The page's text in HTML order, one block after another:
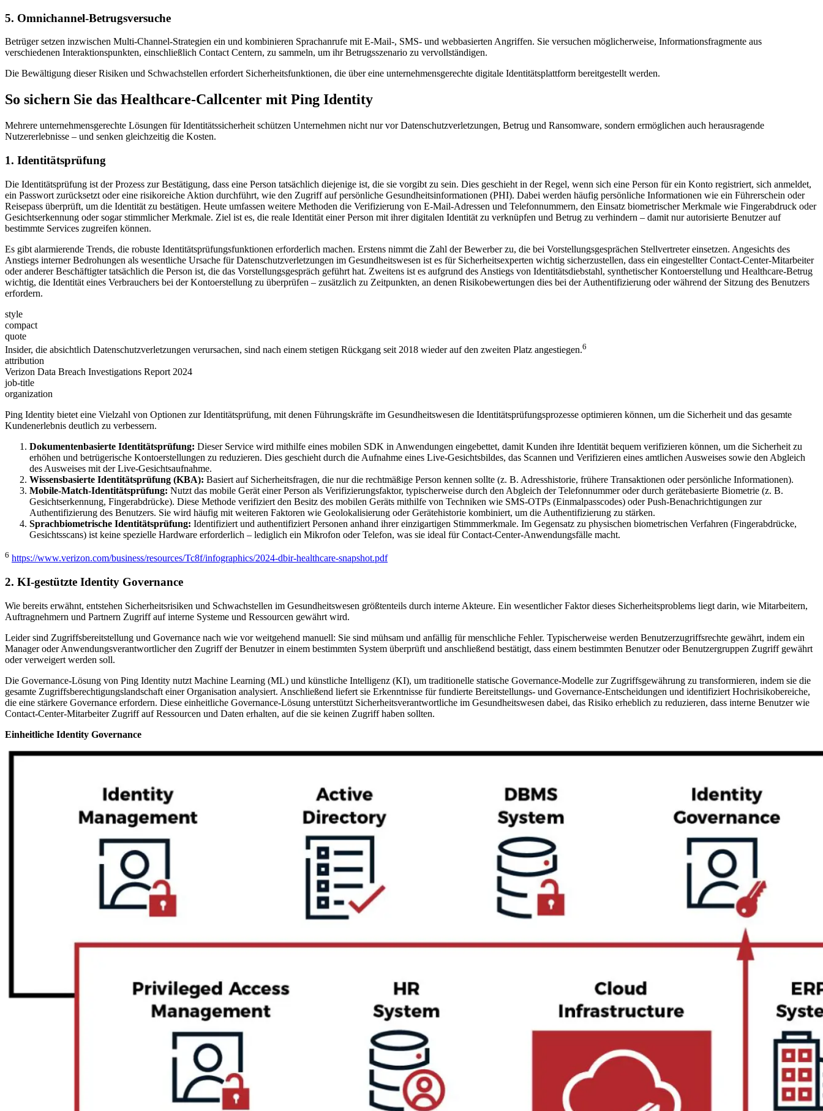
5. Omnichannel-Betrugsversuche
Betrüger setzen inzwischen Multi-Channel-Strategien ein und kombinieren Sprachanrufe mit E-Mail-, SMS- und webbasierten Angriffen. Sie versuchen möglicherweise, Informationsfragmente aus
verschiedenen Interaktionspunkten, einschließlich Contact Centern, zu sammeln, um ihr Betrugsszenario zu vervollständigen.
Die Bewältigung dieser Risiken und Schwachstellen erfordert Sicherheitsfunktionen, die über eine unternehmensgerechte digitale Identitätsplattform bereitgestellt werden.
So sichern Sie das Healthcare-Callcenter mit Ping Identity
Mehrere unternehmensgerechte Lösungen für Identitätssicherheit schützen Unternehmen nicht nur vor Datenschutzverletzungen, Betrug und Ransomware, sondern ermöglichen auch herausragende
Nutzererlebnisse – und senken gleichzeitig die Kosten.
1. Identitätsprüfung
Die Identitätsprüfung ist der Prozess zur Bestätigung, dass eine Person tatsächlich diejenige ist, die sie vorgibt zu sein. Dies geschieht in der Regel, wenn sich eine Person für ein Konto registriert, sich anmeldet,
ein Passwort zurücksetzt oder eine risikoreiche Aktion durchführt, wie den Zugriff auf persönliche Gesundheitsinformationen (PHI). Dabei werden häufig persönliche Informationen wie ein Führerschein oder
Reisepass überprüft, um die Identität zu bestätigen. Heute umfassen weitere Methoden die Verifizierung von E-Mail-Adressen und Telefonnummern, den Einsatz biometrischer Merkmale wie Fingerabdruck oder
Gesichtserkennung oder sogar stimmlicher Merkmale. Ziel ist es, die reale Identität einer Person mit ihrer digitalen Identität zu verknüpfen und Betrug zu verhindern – damit nur autorisierte Benutzer auf
bestimmte Services zugreifen können.
Es gibt alarmierende Trends, die robuste Identitätsprüfungsfunktionen erforderlich machen. Erstens nimmt die Zahl der Bewerber zu, die bei Vorstellungsgesprächen Stellvertreter einsetzen. Angesichts des
Anstiegs interner Bedrohungen als wesentliche Ursache für Datenschutzverletzungen im Gesundheitswesen ist es für Sicherheitsexperten wichtig sicherzustellen, dass ein eingestellter Contact-Center-Mitarbeiter
oder anderer Beschäftigter tatsächlich die Person ist, die das Vorstellungsgespräch geführt hat. Zweitens ist es aufgrund des Anstiegs von Identitätsdiebstahl, synthetischer Kontoerstellung und Healthcare-Betrug
wichtig, die Identität eines Verbrauchers bei der Kontoerstellung zu überprüfen – zusätzlich zu Zeitpunkten, an denen Risikobewertungen dies bei der Authentifizierung oder während der Sitzung des Benutzers
erfordern.
style
compact
quote
Insider, die absichtlich Datenschutzverletzungen verursachen, sind nach einem stetigen Rückgang seit 2018 wieder auf den zweiten Platz angestiegen.6
attribution
Verizon Data Breach Investigations Report 2024
job-title
organization
Ping Identity bietet eine Vielzahl von Optionen zur Identitätsprüfung, mit denen Führungskräfte im Gesundheitswesen die Identitätsprüfungsprozesse optimieren können, um die Sicherheit und das gesamte
Kundenerlebnis deutlich zu verbessern.
Dokumentenbasierte Identitätsprüfung: Dieser Service wird mithilfe eines mobilen SDK in Anwendungen eingebettet, damit Kunden ihre Identität bequem verifizieren können, um die Sicherheit zu
erhöhen und betrügerische Kontoerstellungen zu reduzieren. Dies geschieht durch die Aufnahme eines Live-Gesichtsbildes, das Scannen und Verifizieren eines amtlichen Ausweises sowie den Abgleich
des Ausweises mit der Live-Gesichtsaufnahme.
Wissensbasierte Identitätsprüfung (KBA): Basiert auf Sicherheitsfragen, die nur die rechtmäßige Person kennen sollte (z. B. Adresshistorie, frühere Transaktionen oder persönliche Informationen).
Mobile-Match-Identitätsprüfung: Nutzt das mobile Gerät einer Person als Verifizierungsfaktor, typischerweise durch den Abgleich der Telefonnummer oder durch gerätebasierte Biometrie (z. B.
Gesichtserkennung, Fingerabdrücke). Diese Methode verifiziert den Besitz des mobilen Geräts mithilfe von Techniken wie SMS-OTPs (Einmalpasscodes) oder Push-Benachrichtigungen zur
Authentifizierung des Benutzers. Sie wird häufig mit weiteren Faktoren wie Geolokalisierung oder Gerätehistorie kombiniert, um die Authentifizierung zu stärken.
Sprachbiometrische Identitätsprüfung: Identifiziert und authentifiziert Personen anhand ihrer einzigartigen Stimmmerkmale. Im Gegensatz zu physischen biometrischen Verfahren (Fingerabdrücke,
Gesichtsscans) ist keine spezielle Hardware erforderlich – lediglich ein Mikrofon oder Telefon, was sie ideal für Contact-Center-Anwendungsfälle macht.
6 https://www.verizon.com/business/resources/Tc8f/infographics/2024-dbir-healthcare-snapshot.pdf
2. KI-gestützte Identity Governance
Wie bereits erwähnt, entstehen Sicherheitsrisiken und Schwachstellen im Gesundheitswesen größtenteils durch interne Akteure. Ein wesentlicher Faktor dieses Sicherheitsproblems liegt darin, wie Mitarbeitern,
Auftragnehmern und Partnern Zugriff auf interne Systeme und Ressourcen gewährt wird.
Leider sind Zugriffsbereitstellung und Governance nach wie vor weitgehend manuell: Sie sind mühsam und anfällig für menschliche Fehler. Typischerweise werden Benutzerzugriffsrechte gewährt, indem ein
Manager oder Anwendungsverantwortlicher den Zugriff der Benutzer in einem bestimmten System überprüft und anschließend bestätigt, dass einem bestimmten Benutzer oder Benutzergruppen Zugriff gewährt
oder verweigert werden soll.
Die Governance-Lösung von Ping Identity nutzt Machine Learning (ML) und künstliche Intelligenz (KI), um traditionelle statische Governance-Modelle zur Zugriffsgewährung zu transformieren, indem sie die
gesamte Zugriffsberechtigungslandschaft einer Organisation analysiert. Anschließend liefert sie Erkenntnisse für fundierte Bereitstellungs- und Governance-Entscheidungen und identifiziert Hochrisikobereiche,
die eine stärkere Governance erfordern. Diese einheitliche Governance-Lösung unterstützt Sicherheitsverantwortliche im Gesundheitswesen dabei, das Risiko erheblich zu reduzieren, dass interne Benutzer wie
Contact-Center-Mitarbeiter Zugriff auf Ressourcen und Daten erhalten, auf die sie keinen Zugriff haben sollten.
Einheitliche Identity Governance